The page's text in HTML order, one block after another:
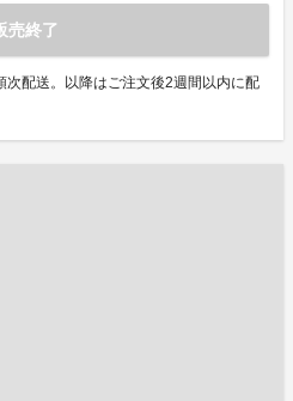
売終了
配送。以降はご注文後2週間以内に配